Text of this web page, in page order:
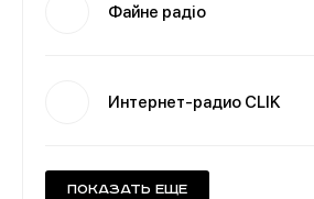
Файне радіо
Интернет-радио CLIK
Показать еще